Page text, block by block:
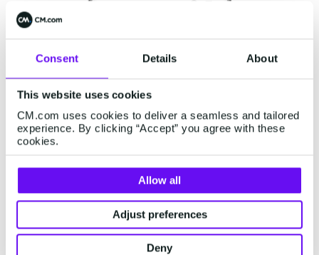
Consent Details About
This website uses cookies
CM.com uses cookies to deliver a seamless and tailored
experience. By clicking “Accept” you agree with these
cookies.
Allow all
Adjust preferences
Deny